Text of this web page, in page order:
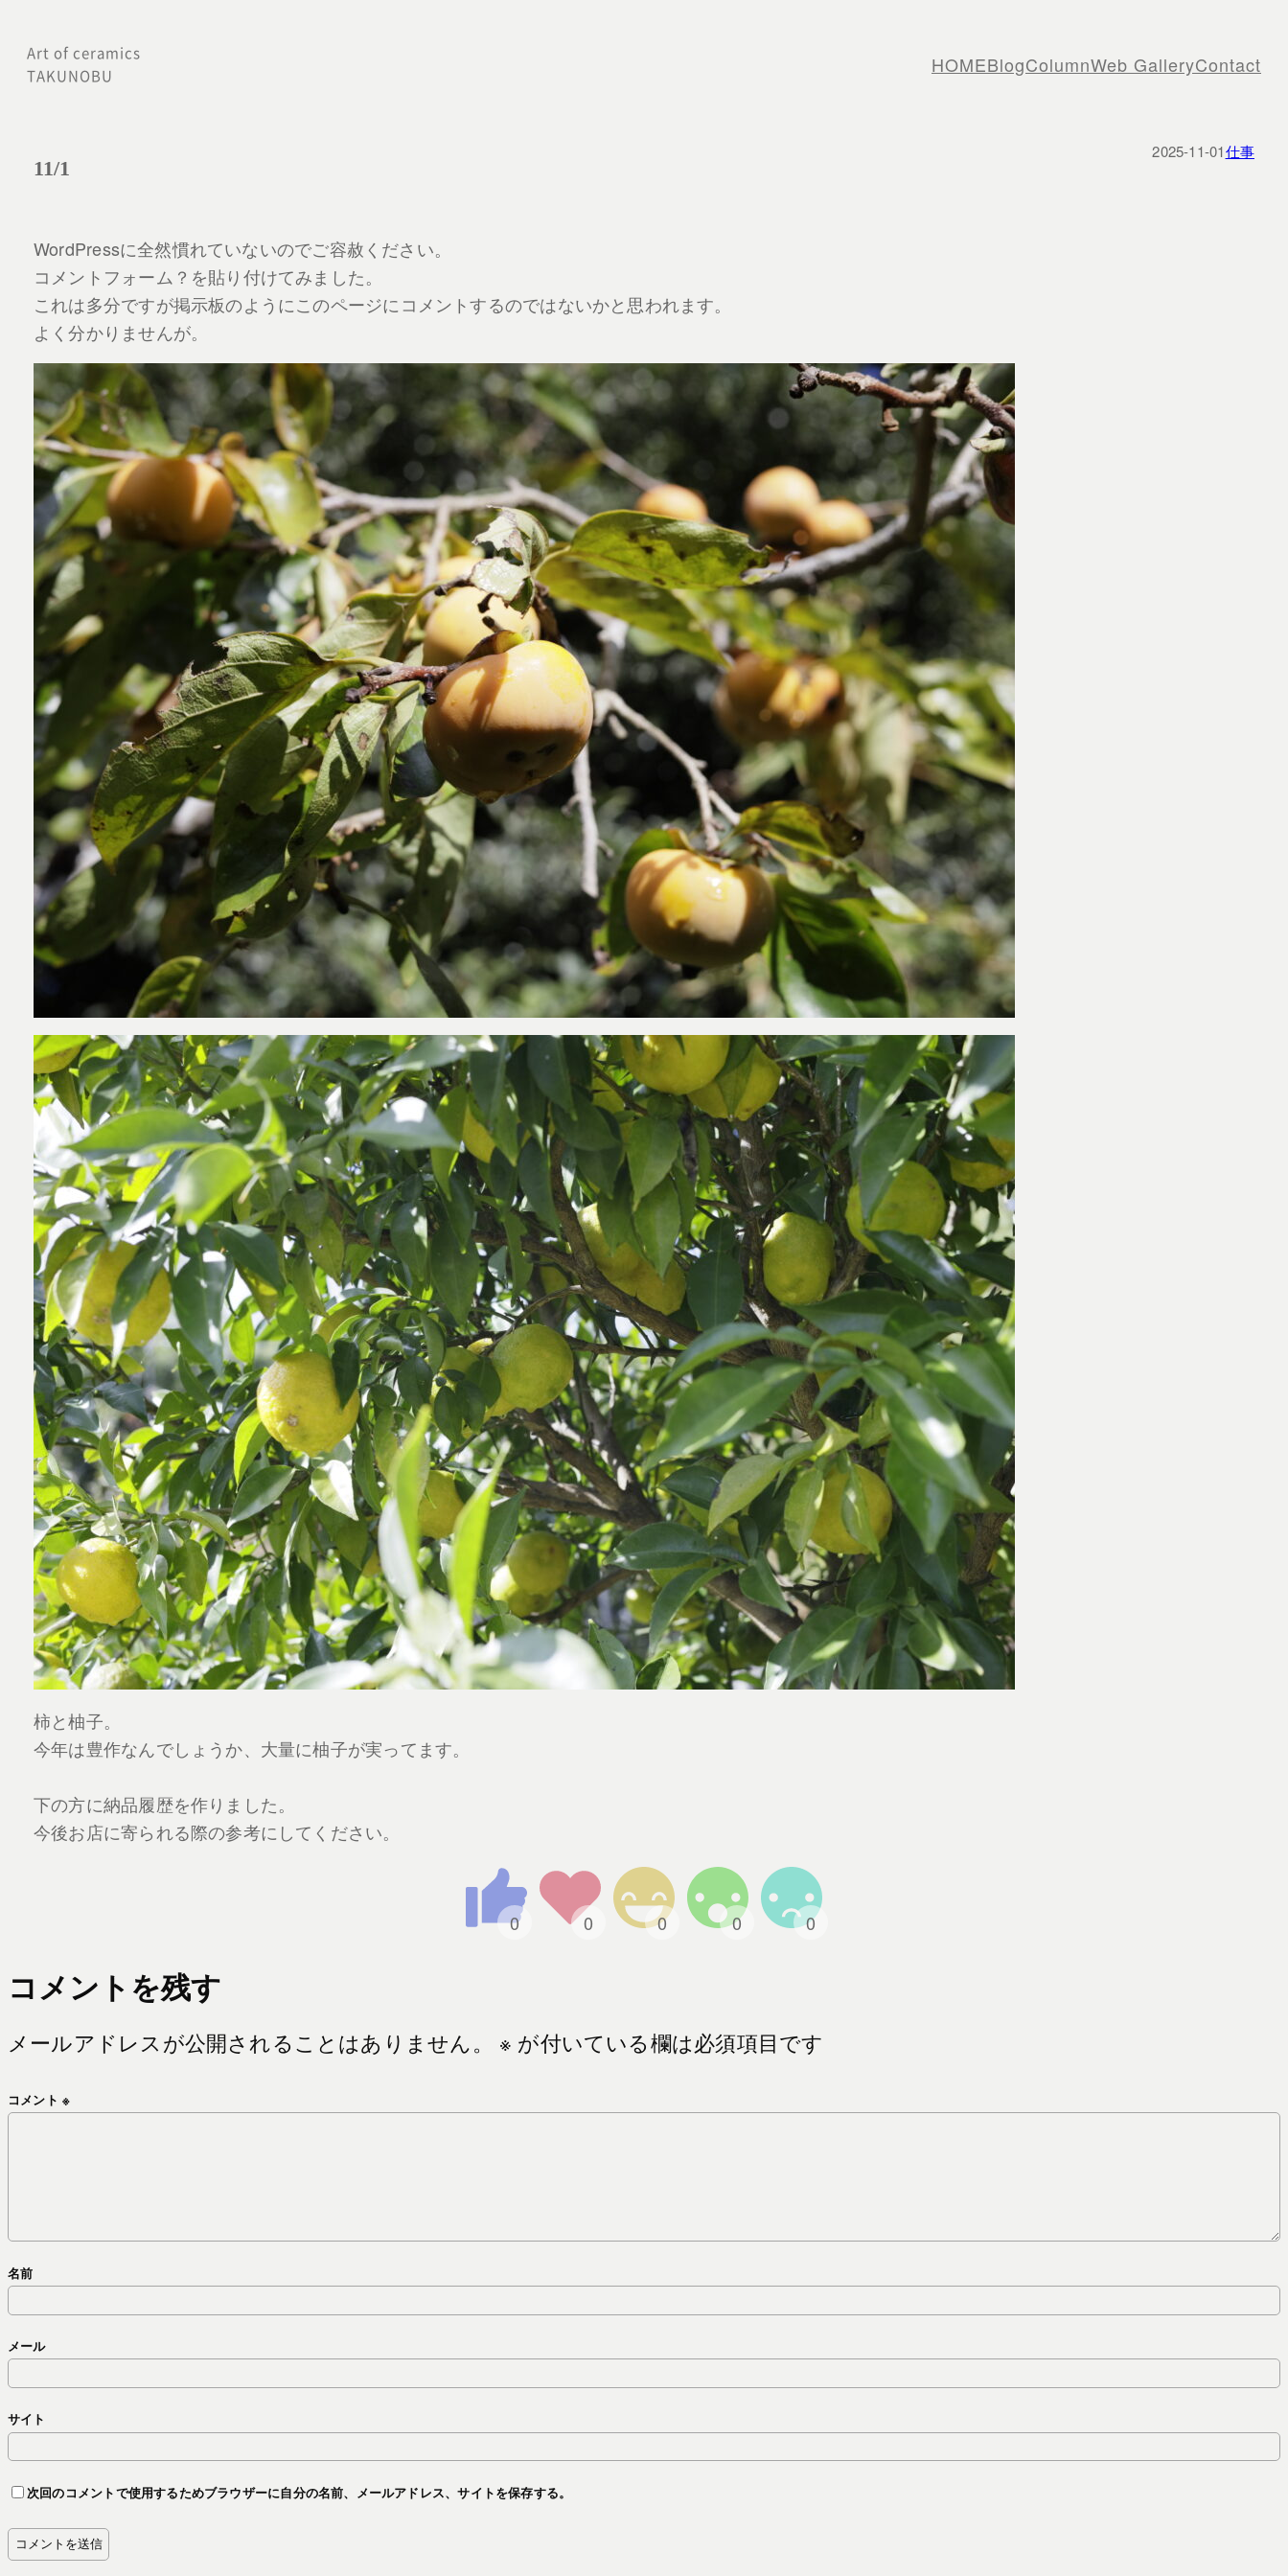
容Art of ceramics
TAKUNOBU
HOMEBlogColumnWeb GalleryContact
11/1
2025-11-01仕事
WordPressに全然慣れていないのでご容赦ください。
コメントフォーム？を貼り付けてみました。
これは多分ですが掲示板のようにこのページにコメントするのではないかと思われます。
よく分かりませんが。
柿と柚子。
今年は豊作なんでしょうか、大量に柚子が実ってます。
下の方に納品履歴を作りました。
今後お店に寄られる際の参考にしてください。
コメントを残す
メールアドレスが公開されることはありません。 ※ が付いている欄は必須項目です
コメント※
名前
メール
サイト
次回のコメントで使用するためブラウザーに自分の名前、メールアドレス、サイトを保存する。